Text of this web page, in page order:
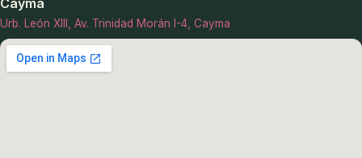
Cayma
Urb. León XIII, Av. Trinidad Morán I-4, Cayma